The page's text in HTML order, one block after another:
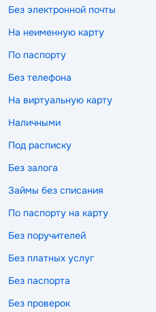
Без электронной почты
На неименную карту
По паспорту
Без телефона
На виртуальную карту
Наличными
Под расписку
Без залога
Займы без списания
По паспорту на карту
Без поручителей
Без платных услуг
Без паспорта
Без проверок